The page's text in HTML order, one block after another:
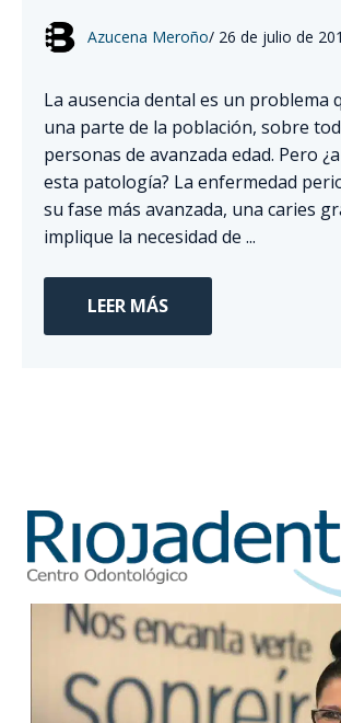
Azucena Meroño/ 26 de julio de
La ausencia dental es un problema
una parte de la población, sobre
personas de avanzada edad. Pero
esta patología? La enfermedad
su fase más avanzada, una caries
implique la necesidad de ...
LEER MÁS